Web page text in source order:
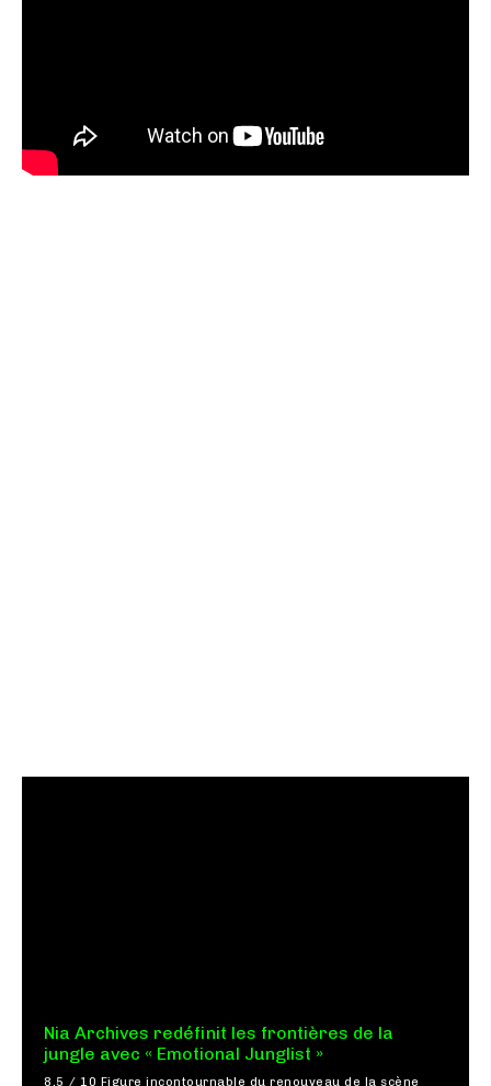
Nia Archives redéfinit les frontières de la
jungle avec « Emotional Junglist »
8,5 / 10 Figure incontournable du renouveau de la scène